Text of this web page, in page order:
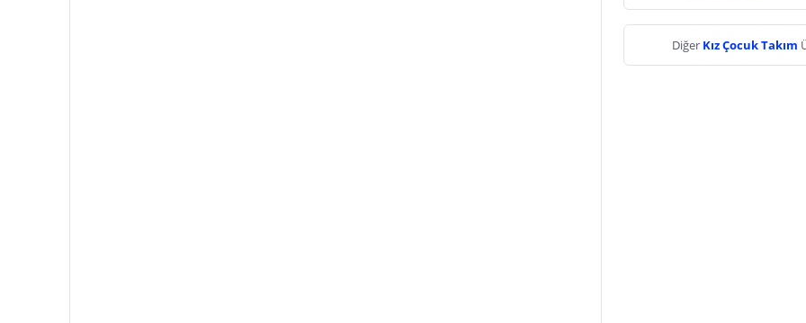
Diğer Kız Çocuk Takım